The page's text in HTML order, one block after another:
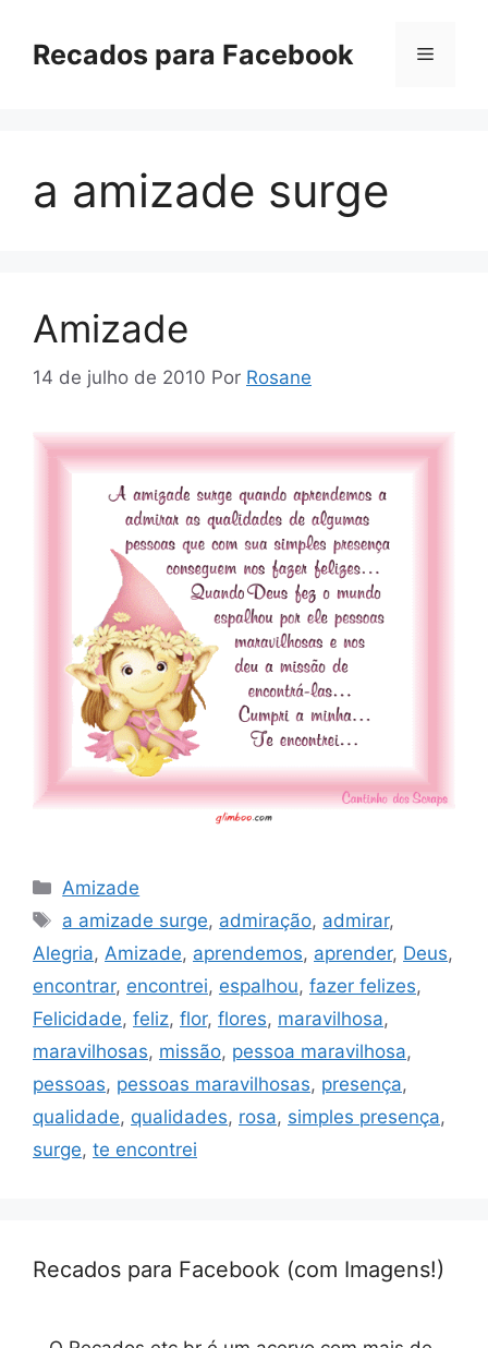
paraRecados para Facebook Menu
a amizade surge
Amizade
14 de julho de 2010 Por Rosane
Categorias
Amizade
Tags
a amizade surge, admiração, admirar,
Alegria, Amizade, aprendemos, aprender, Deus,
encontrar, encontrei, espalhou, fazer felizes,
Felicidade, feliz, flor, flores, maravilhosa,
maravilhosas, missão, pessoa maravilhosa,
pessoas, pessoas maravilhosas, presença,
qualidade, qualidades, rosa, simples presença,
surge, te encontrei
Recados para Facebook (com Imagens!)